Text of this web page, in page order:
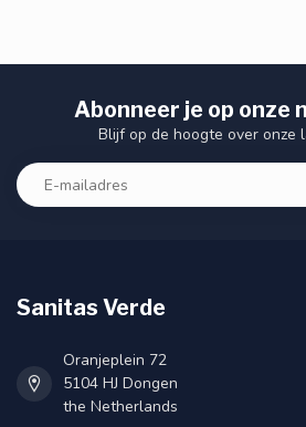
Abonneer je op onze
Blijf op de hoogte over onze
Sanitas Verde
Oranjeplein 72
5104 HJ Dongen
the Netherlands